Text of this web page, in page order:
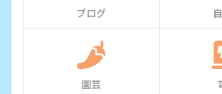
ブログ
園芸